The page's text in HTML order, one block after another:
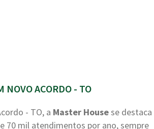
NOVO ACORDO - TO
- TO, a Master Housese destaca
70 mil atendimentos por ano, sempre